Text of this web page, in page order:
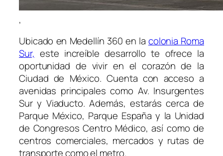
,
Ubicado en Medellín 360 en la colonia Roma
Sur, este increíble desarrollo te ofrece la
oportunidad de vivir en el corazón de la
Ciudad de México. Cuenta con acceso a
avenidas principales como Av. Insurgentes
Sur y Viaducto. Además, estarás cerca de
Parque México, Parque España y la Unidad
de Congresos Centro Médico, así como de
centros comerciales, mercados y rutas de
transporte como el metro.